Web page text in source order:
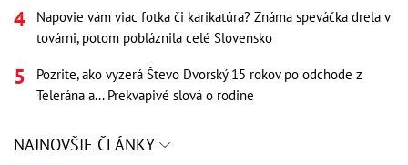
Napovie vám viac fotka či karikatúra? Známa speváčka drela v
továrni, potom pobláznila celé Slovensko
Pozrite, ako vyzerá Števo Dvorský 15 rokov po odchode z
Telerána a... Prekvapivé slová o rodine
NAJNOVŠIE ČLÁNKY